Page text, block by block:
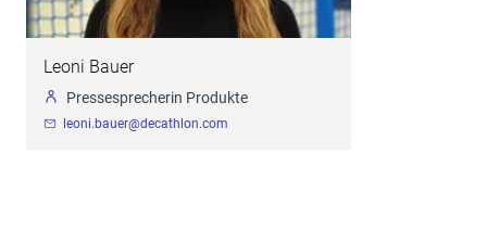
Leoni Bauer
Pressesprecherin Produkte
leoni.bauer@decathlon.com